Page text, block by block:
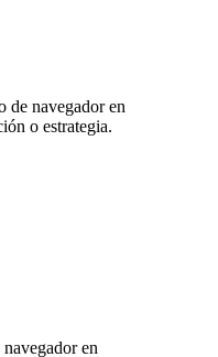
de navegador en
o estrategia.
en